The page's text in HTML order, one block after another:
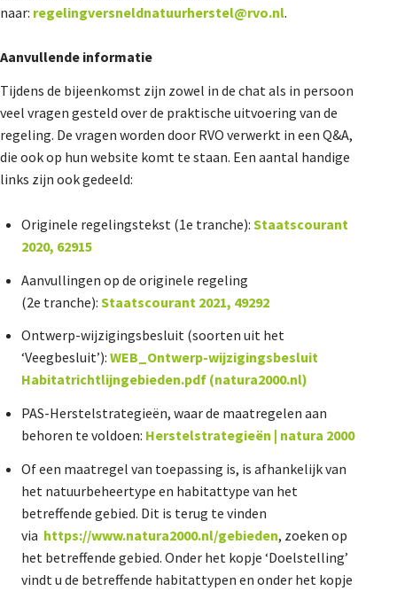
naar: regelingversneldnatuurherstel@rvo.nl.
Aanvullende informatie
Tijdens de bijeenkomst zijn zowel in de chat als in persoon
veel vragen gesteld over de praktische uitvoering van de
regeling. De vragen worden door RVO verwerkt in een Q&A,
die ook op hun website komt te staan. Een aantal handige
links zijn ook gedeeld:
Originele regelingstekst (1e tranche): Staatscourant
2020, 62915
Aanvullingen op de originele regeling
(2e tranche): Staatscourant 2021, 49292
Ontwerp-wijzigingsbesluit (soorten uit het
‘Veegbesluit’): WEB_Ontwerp-wijzigingsbesluit
Habitatrichtlijngebieden.pdf (natura2000.nl)
PAS-Herstelstrategieën, waar de maatregelen aan
behoren te voldoen: Herstelstrategieën | natura 2000
Of een maatregel van toepassing is, is afhankelijk van
het natuurbeheertype en habitattype van het
betreffende gebied. Dit is terug te vinden
via https://www.natura2000.nl/gebieden, zoeken op
het betreffende gebied. Onder het kopje ‘Doelstelling’
vindt u de betreffende habitattypen en onder het kopje